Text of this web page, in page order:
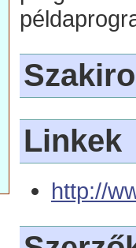
Linkek
http://